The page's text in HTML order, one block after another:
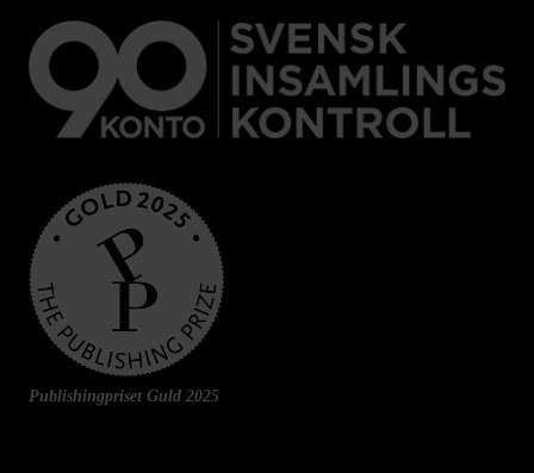
Publishingpriset Guld 2025